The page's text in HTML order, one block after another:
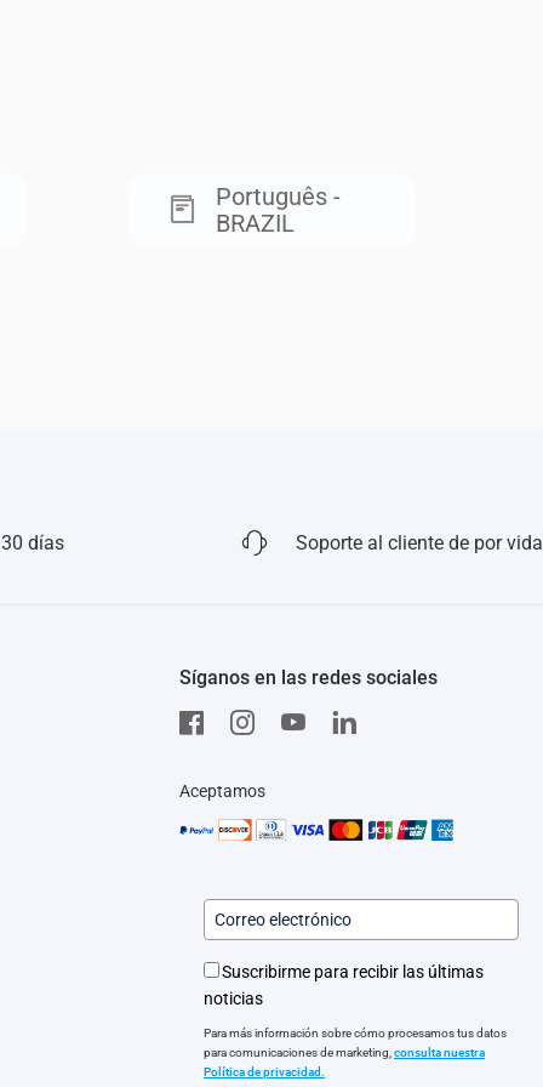
Português -
BRAZIL
días Soporte al cliente de por vida
Síganos en las redes sociales
Aceptamos
Suscribirme para recibir las últimas
noticias
Para más información sobre cómo procesamos tus datos
para comunicaciones de marketing, consulta nuestra
Política de privacidad.